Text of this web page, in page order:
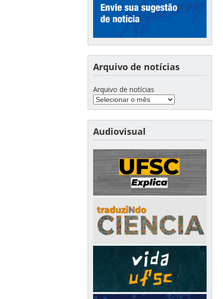
Arquivo de notícias
Arquivo de notícias
Audiovisual